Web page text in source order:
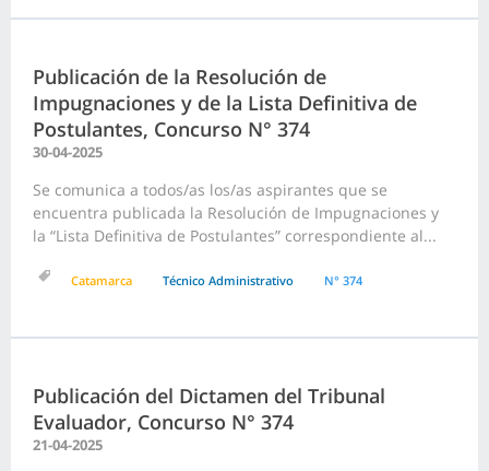
Publicación de la Resolución de
Impugnaciones y de la Lista Definitiva de
Postulantes, Concurso N° 374
30-04-2025
Se comunica a todos/as los/as aspirantes que se
encuentra publicada la Resolución de Impugnaciones y
la “Lista Definitiva de Postulantes” correspondiente al...
Catamarca Técnico Administrativo N° 374
Publicación del Dictamen del Tribunal
Evaluador, Concurso N° 374
21-04-2025